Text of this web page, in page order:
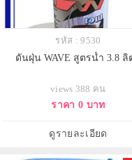
รหัส : 9530
ดันฝุ่น WAVE สูตรน้ำ 3.8 ลิ
views 388 คน
ราคา 0 บาท
ดูรายละเอียด